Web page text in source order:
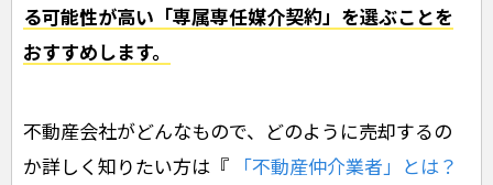
る可能性が高い「専属専任媒介契約」を選ぶことを
おすすめします。
不動産会社がどんなもので、どのように売却するの
か詳しく知りたい方は『 「不動産仲介業者」とは？